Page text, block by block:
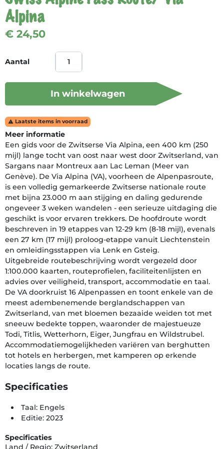
Alpina
€ 24,50
Aantal
In winkelwagen
 Laatste items in voorraad
Meer informatie
Een gids voor de Zwitserse Via Alpina, een 400 km (250
mijl) lange tocht van oost naar west door Zwitserland, van
Sargans naar Montreux aan Lac Leman (Meer van
Genève). De Via Alpina (VA), voorheen de Alpenpasroute,
is een volledig gemarkeerde Zwitserse nationale route
met bijna 23.000 m aan stijging en daling gedurende
ongeveer 3 weken wandelen - een serieuze uitdaging die
geschikt is voor ervaren trekkers. De hoofdroute wordt
beschreven in 19 etappes van 12-29 km (8-18 mijl), evenals
een 27 km (17 mijl) proloog-etappe vanuit Liechtenstein
en omleidingsstappen via Lenk en Gsteig.
Uitgebreide routebeschrijving wordt vergezeld door
1:100.000 kaarten, routeprofielen, faciliteitenlijsten en
advies over veiligheid, transport, accommodatie en taal.
De VA doorkruist 16 Alpenpassen en toont enkele van de
meest adembenemende berglandschappen van
Zwitserland, van met bloemen bezaaide weiden tot met
sneeuw bedekte toppen, waaronder de majestueuze
Todi, Titlis, Wetterhorn, Eiger, Jungfrau en Wildstrubel.
Accommodatiemogelijkheden variëren van berghutten
tot hotels en herbergen, met kamperen op erkende
locaties langs de route.
Specificaties
Taal: Engels
Editie: 2023
Specificaties
Land / Regio: Zwitserland